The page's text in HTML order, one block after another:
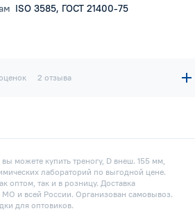
ISO 3585, ГОСТ 21400-75
2 отзыва
можете купить треногу, D внеш. 155 мм,
лабораторий по выгодной цене.
оптом, так и в розницу. Доставка
МО и всей России. Организован самовывоз.
для оптовиков.